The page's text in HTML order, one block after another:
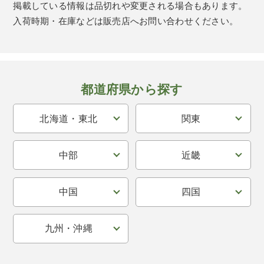
掲載している情報は品切れや変更される場合もあります。
入荷時期・在庫などは販売店へお問い合わせください。
都道府県から探す
北海道・東北 関東
中部 近畿
中国 四国
九州・沖縄